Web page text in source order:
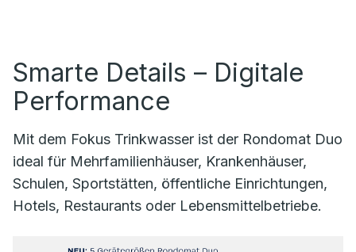
Smarte Details – Digitale
Performance
Mit dem Fokus Trinkwasser ist der Rondomat Duo
ideal für Mehrfamilienhäuser, Krankenhäuser,
Schulen, Sportstätten, öffentliche Einrichtungen,
Hotels, Restaurants oder Lebensmittelbetriebe.